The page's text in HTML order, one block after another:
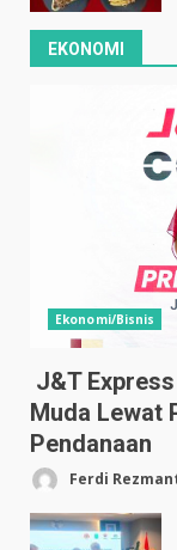
EKONOMI
Ekonomi/Bisnis
J&T
Muda Lewat
Pendanaan
Ferdi